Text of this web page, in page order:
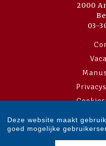
2000
03-
Cookie-
Deze website maakt
goed mogelijke